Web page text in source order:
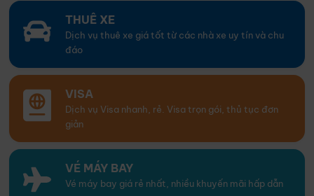
THUÊ XE
Dịch vụ thuê xe giá tốt từ các nhà xe uy tín và chu
đáo
VISA
Dịch vụ Visa nhanh, rẻ. Visa trọn gói, thủ tục đơn
giản
VÉ MÁY BAY
Vé máy bay giá rẻ nhất, nhiều khuyến mãi hấp dẫn